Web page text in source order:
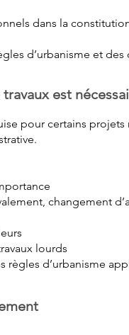
dans la
d’urbanisme et
est
pour certains projets
changement
lourds
d’urbanisme